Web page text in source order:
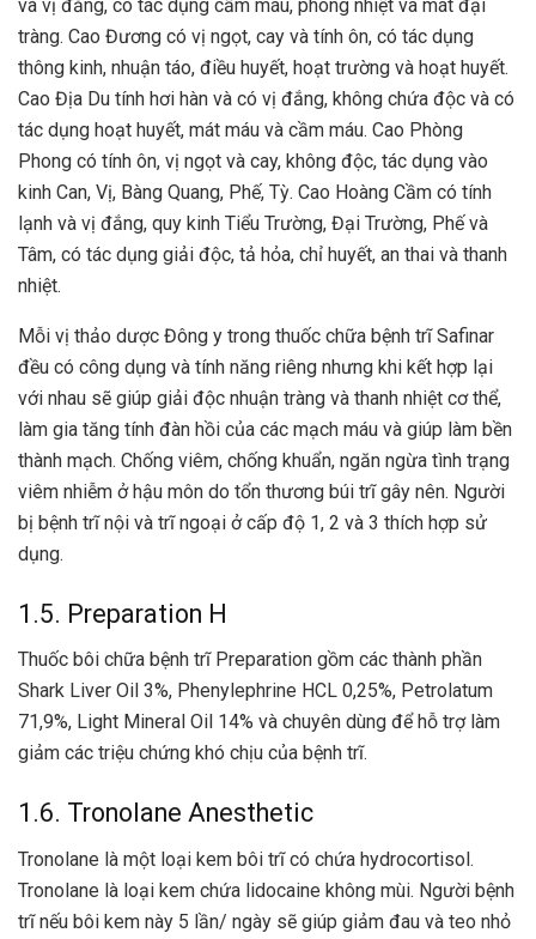
và vị đắng, có tác dụng cầm máu, phong nhiệt và mát đại
tràng. Cao Đương có vị ngọt, cay và tính ôn, có tác dụng
thông kinh, nhuận táo, điều huyết, hoạt trường và hoạt huyết.
Cao Địa Du tính hơi hàn và có vị đắng, không chứa độc và có
tác dụng hoạt huyết, mát máu và cầm máu. Cao Phòng
Phong có tính ôn, vị ngọt và cay, không độc, tác dụng vào
kinh Can, Vị, Bàng Quang, Phế, Tỳ. Cao Hoàng Cầm có tính
lạnh và vị đắng, quy kinh Tiểu Trường, Đại Trường, Phế và
Tâm, có tác dụng giải độc, tả hỏa, chỉ huyết, an thai và thanh
nhiệt.
Mỗi vị thảo dược Đông y trong thuốc chữa bệnh trĩ Safinar
đều có công dụng và tính năng riêng nhưng khi kết hợp lại
với nhau sẽ giúp giải độc nhuận tràng và thanh nhiệt cơ thể,
làm gia tăng tính đàn hồi của các mạch máu và giúp làm bền
thành mạch. Chống viêm, chống khuẩn, ngăn ngừa tình trạng
viêm nhiễm ở hậu môn do tổn thương búi trĩ gây nên. Người
bị bệnh trĩ nội và trĩ ngoại ở cấp độ 1, 2 và 3 thích hợp sử
dụng.
1.5. Preparation H
Thuốc bôi chữa bệnh trĩPreparation gồm các thành phần
Shark Liver Oil 3%, Phenylephrine HCL 0,25%, Petrolatum
71,9%, Light Mineral Oil 14% và chuyên dùng để hỗ trợ làm
giảm các triệu chứng khó chịu của bệnh trĩ.
1.6. Tronolane Anesthetic
Tronolane là một loại kem bôi trĩ có chứa hydrocortisol.
Tronolane là loại kem chứa lidocaine không mùi. Người bệnh
trĩ nếu bôi kem này 5 lần/ ngày sẽ giúp giảm đau và teo nhỏ